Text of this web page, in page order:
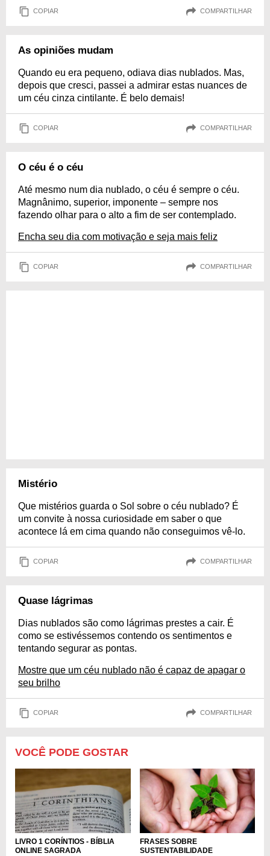
COPIAR COMPARTILHAR
As opiniões mudam
Quando eu era pequeno, odiava dias nublados. Mas,
depois que cresci, passei a admirar estas nuances de
um céu cinza cintilante. É belo demais!
COPIAR COMPARTILHAR
O céu é o céu
Até mesmo num dia nublado, o céu é sempre o céu.
Magnânimo, superior, imponente – sempre nos
fazendo olhar para o alto a fim de ser contemplado.
Encha seu dia com motivação e seja mais feliz
COPIAR COMPARTILHAR
Mistério
Que mistérios guarda o Sol sobre o céu nublado? É
um convite à nossa curiosidade em saber o que
acontece lá em cima quando não conseguimos vê-lo.
COPIAR COMPARTILHAR
Quase lágrimas
Dias nublados são como lágrimas prestes a cair. É
como se estivéssemos contendo os sentimentos e
tentando segurar as pontas.
Mostre que um céu nublado não é capaz de apagar o
seu brilho
COPIAR COMPARTILHAR
VOCÊ PODE GOSTAR
LIVRO 1 CORÍNTIOS - BÍBLIA
ONLINE SAGRADA
FRASES SOBRE
SUSTENTABILIDADE